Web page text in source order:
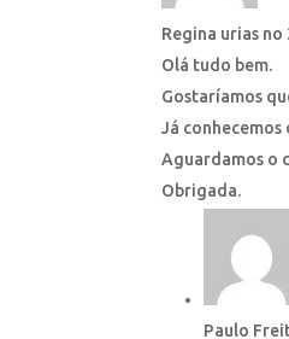
Regina urias no
Olá tudo bem.
Gostaríamos
Já
Aguardamos o
Obrigada.
Paulo